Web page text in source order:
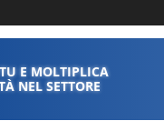
E MOLTIPLICA
NEL SETTORE